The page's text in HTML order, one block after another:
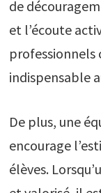
de
et l’écoute
professionnels
indispensable
De plus, une
encourage
élèves.